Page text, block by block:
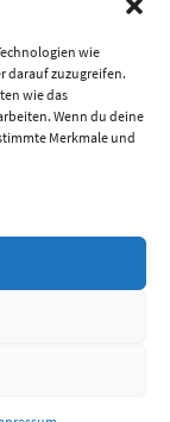
wie
darauf zuzugreifen.
wie das
Wenn du deine
Merkmale und